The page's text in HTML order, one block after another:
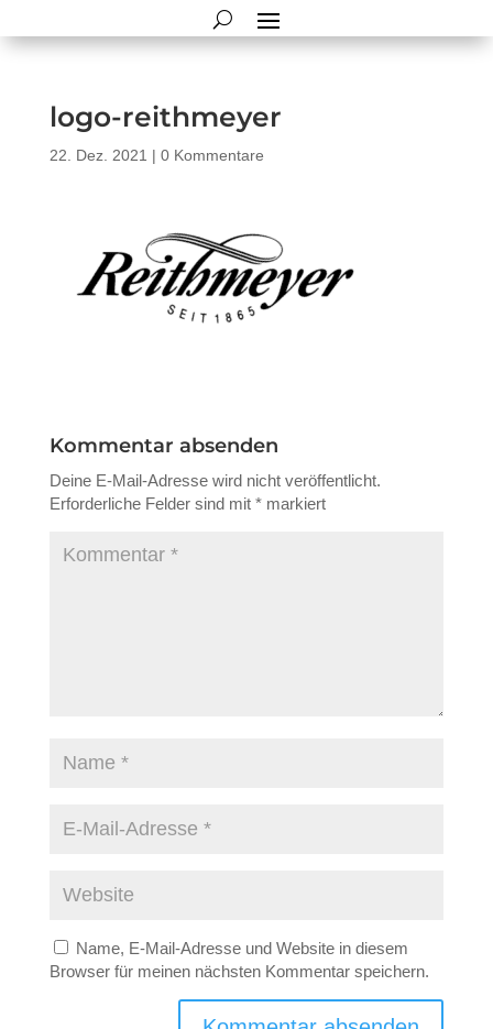
logo-reithmeyer
22. Dez. 2021 | 0 Kommentare
Kommentar absenden
Deine E-Mail-Adresse wird nicht veröffentlicht.
Erforderliche Felder sind mit *markiert
Name, E-Mail-Adresse und Website in diesem
Browser für meinen nächsten Kommentar speichern.